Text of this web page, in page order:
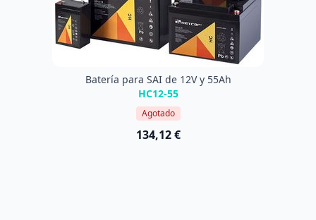
Batería para SAI de 12V y 55Ah
HC12-55
Agotado
134,12 €